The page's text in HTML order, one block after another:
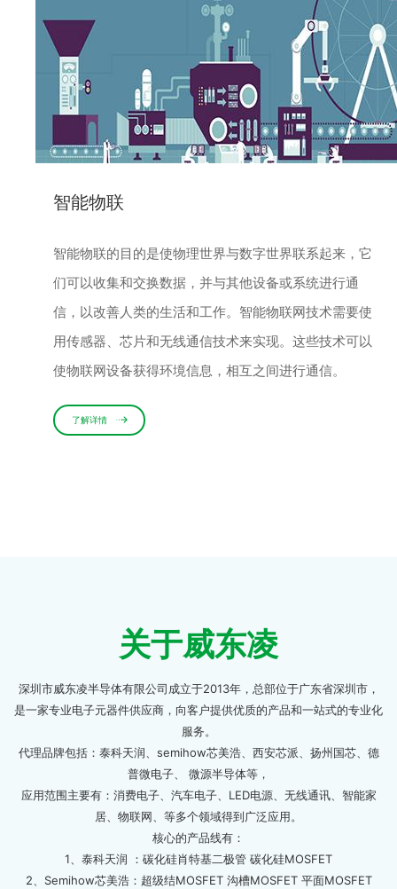
智能物联
智能物联的目的是使物理世界与数字世界联系起来，它
们可以收集和交换数据，并与其他设备或系统进行通
信，以改善人类的生活和工作。智能物联网技术需要使
用传感器、芯片和无线通信技术来实现。这些技术可以
使物联网设备获得环境信息，相互之间进行通信。
了解详情
关于威东凌
深圳市威东凌半导体有限公司成立于2013年，总部位于广东省深圳市，
是一家专业电子元器件供应商，向客户提供优质的产品和一站式的专业化
服务。
代理品牌包括：泰科天润、semihow芯美浩、西安芯派、扬州国芯、德
普微电子、 微源半导体等，
应用范围主要有：消费电子、汽车电子、LED电源、无线通讯、智能家
居、物联网、等多个领域得到广泛应用。
核心的产品线有：
1、泰科天润 ：碳化硅肖特基二极管 碳化硅MOSFET
2、Semihow芯美浩：超级结MOSFET 沟槽MOSFET 平面MOSFET